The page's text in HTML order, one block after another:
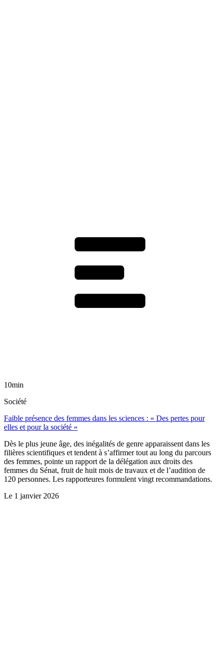
10min
Société
Faible présence des femmes dans les sciences : « Des pertes pour
elles et pour la société »
Dès le plus jeune âge, des inégalités de genre apparaissent dans les
filières scientifiques et tendent à s’affirmer tout au long du parcours
des femmes, pointe un rapport de la délégation aux droits des
femmes du Sénat, fruit de huit mois de travaux et de l’audition de
120 personnes. Les rapporteures formulent vingt recommandations.
Le 1 janvier 2026